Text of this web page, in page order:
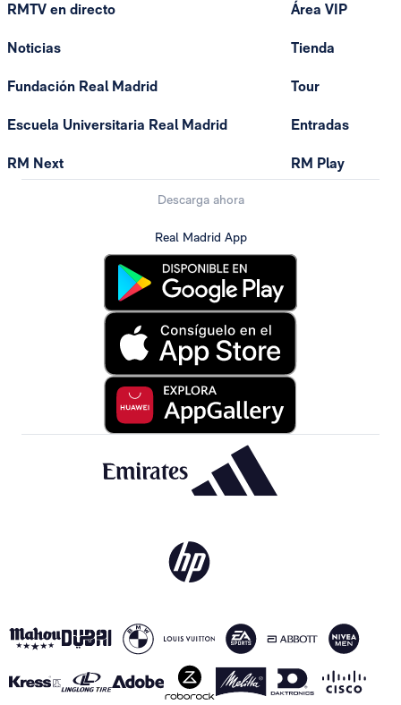
RMTV en directo
Noticias
Fundación Real Madrid
Escuela Universitaria Real Madrid
RM Next
Área VIP
Tienda
Tour
Entradas
RM Play
Descarga ahora
Real Madrid App